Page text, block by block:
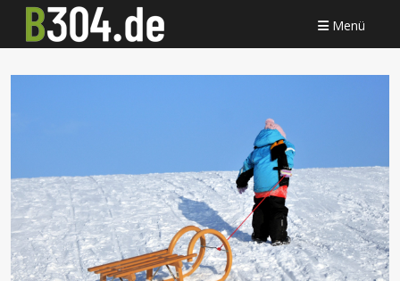
Menü